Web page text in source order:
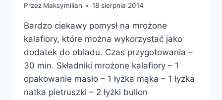
Przez Maksymilian 18 sierpnia 2014
Bardzo ciekawy pomysł na mrożone
kalafiory, które można wykorzystać jako
dodatek do obiadu. Czas przygotowania –
30 min. Składniki mrożone kalafiory – 1
opakowanie masło – 1 łyżka mąka – 1 łyżka
natka pietruszki – 2 łyżki bulion